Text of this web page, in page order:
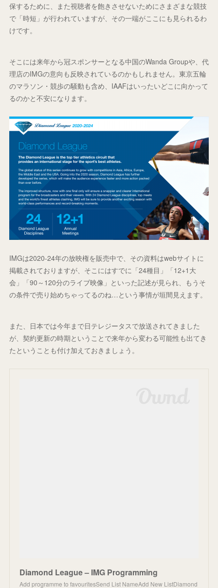
保するために、また視聴者を飽きさせないためにさまざまな競技
で「時短」が行われていますが、その一端がここにも見られるわ
けです。
そこには来年から冠スポンサーとなる中国のWanda Groupや、代
理店のIMGの意向も反映されているのかもしれません。東京五輪
のマラソン・競歩の騒動も含め、IAAFはいったいどこに向かって
るのかと不安になります。
IMGは2020-24年の放映権を販売中で、その資料はwebサイトに
掲載されておりますが、そこにはすでに「24種目」「12+1大
会」「90～120分のライブ映像」といった記述が見られ、もうそ
の条件で売り始めちゃってるのね…という事情が垣間見えます。
また、日本では今年まで日テレジータスで放送されてきました
が、契約更新の時期ということで来年から変わる可能性も出てき
たということも付け加えておきましょう。
Diamond League – IMG Programming
Add programme to favouritesSend List NameAdd New ListDiamond